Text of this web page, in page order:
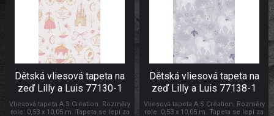
Dětská vliesová tapeta na
zeď Lilly a Luis 77130-1
Vliesová tapeta A.S Création. Rozměry
role: 0,53 x 10,05 m. Tapeta se lepí za
Dětská vliesová tapeta na
zeď Lilly a Luis 77138-1
Vliesová tapeta A.S Création. Rozměry
role: 0,53 x 10,05 m. Tapeta se lepí za